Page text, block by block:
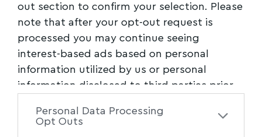
out section to confirm your selection. Please
note that after your opt-out request is
processed you may continue seeing
interest-based ads based on personal
information utilized by us or personal
information disclosed to third parties prior
of the further disclosure of your personal
Personal Data Processing
Opt Outs